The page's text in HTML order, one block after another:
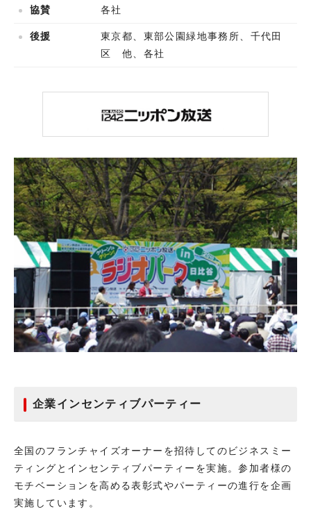
協賛 各社
後援
東京都、東部公園緑地事務所、千代田
区 他、各社
企業インセンティブパーティー
全国のフランチャイズオーナーを招待してのビジネスミー
ティングとインセンティブパーティーを実施。参加者様の
モチベーションを高める表彰式やパーティーの進行を企画
実施しています。